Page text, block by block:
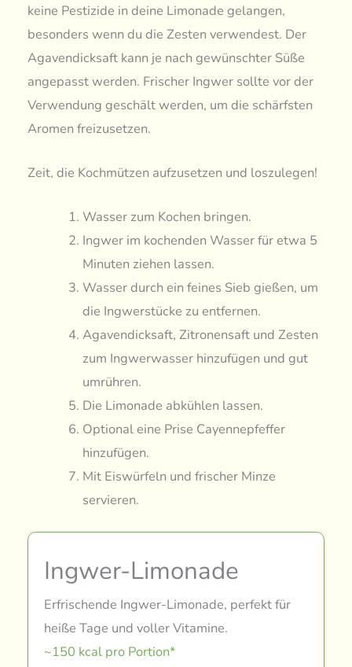
keine Pestizide in deine Limonade gelangen,
besonders wenn du die Zesten verwendest. Der
Agavendicksaft kann je nach gewünschter Süße
angepasst werden. Frischer Ingwer sollte vor der
Verwendung geschält werden, um die schärfsten
Aromen freizusetzen.
Zeit, die Kochmützen aufzusetzen und loszulegen!
Wasser zum Kochen bringen.
Ingwer im kochenden Wasser für etwa 5
Minuten ziehen lassen.
Wasser durch ein feines Sieb gießen, um
die Ingwerstücke zu entfernen.
Agavendicksaft, Zitronensaft und Zesten
zum Ingwerwasser hinzufügen und gut
umrühren.
Die Limonade abkühlen lassen.
Optional eine Prise Cayennepfeffer
hinzufügen.
Mit Eiswürfeln und frischer Minze
servieren.
Ingwer-Limonade
Erfrischende Ingwer-Limonade, perfekt für
heiße Tage und voller Vitamine.
~150 kcal pro Portion*